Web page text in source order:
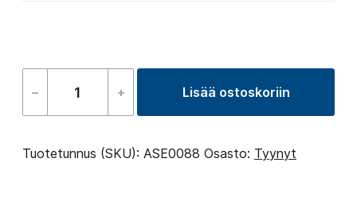
–
Pillow
–
+ Lisää ostoskoriin
Tuotetunnus (SKU): ASE0088 Osasto: Tyynyt